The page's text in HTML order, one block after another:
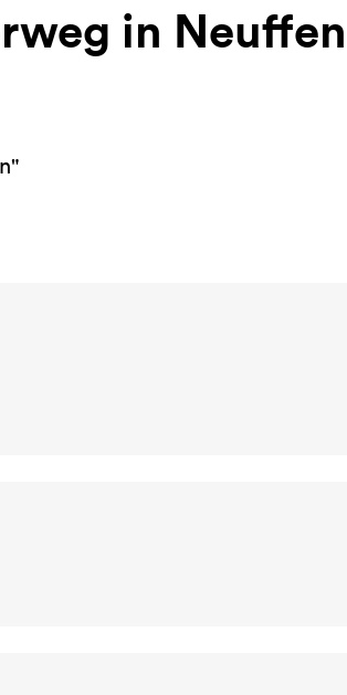
in Neuffen